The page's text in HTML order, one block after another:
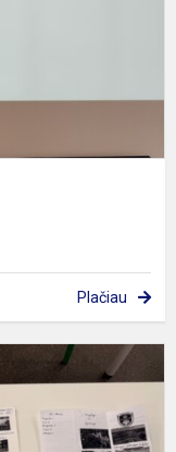
Plačiau